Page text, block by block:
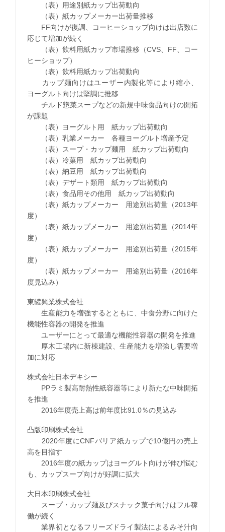
（表）用途別紙カップ出荷動向
（表）紙カップメーカー出荷量推移
FF向けが復調、コーヒーショップ向けは出店数に
応じて増加が続く
（表）飲料用紙カップ市場推移（CVS、FF、コー
ヒーショップ）
（表）飲料用紙カップ出荷動向
カップ麺向けはユーザー内製化等により縮小、
ヨーグルト向けは堅調に推移
チルド惣菜スープなどの新規中味食品向けの開拓
が課題
（表）ヨーグルト用 紙カップ出荷動向
（表）乳業メーカー 各種ヨーグルト増産予定
（表）スープ・カップ麺用 紙カップ出荷動向
（表）冷菓用 紙カップ出荷動向
（表）納豆用 紙カップ出荷動向
（表）デザート類用 紙カップ出荷動向
（表）食品用その他用 紙カップ出荷動向
（表）紙カップメーカー 用途別出荷量（2013年
度）
（表）紙カップメーカー 用途別出荷量（2014年
度）
（表）紙カップメーカー 用途別出荷量（2015年
度）
（表）紙カップメーカー 用途別出荷量（2016年
度見込み）
東罐興業株式会社
生産能力を増強するとともに、中食分野に向けた
機能性容器の開発を推進
ユーザーにとって最適な機能性容器の開発を推進
厚木工場内に新棟建設、生産能力を増強し需要増
加に対応
株式会社日本デキシー
PPラミ製高耐熱性紙容器等により新たな中味開拓
を推進
2016年度売上高は前年度比91.0％の見込み
凸版印刷株式会社
2020年度にCNFバリア紙カップで10億円の売上
高を目指す
2016年度の紙カップはヨーグルト向けが伸び悩む
も、カップスープ向けが好調に拡大
大日本印刷株式会社
スープ・カップ麺及びスナック菓子向けはフル稼
働が続く
業界初となるフリーズドライ製法によるみそ汁向